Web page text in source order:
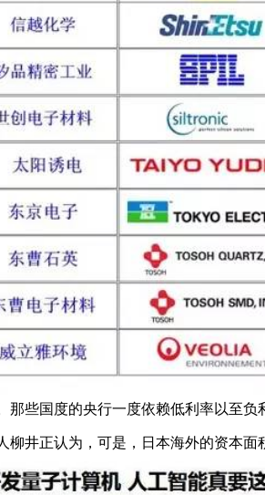
那些国度的央行一度依赖低利率以至
井正认为，可是，日本海外的资本面